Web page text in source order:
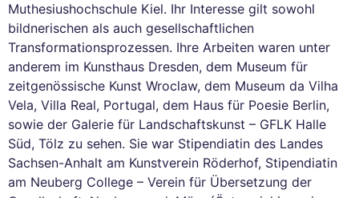
Muthesiushochschule Kiel. Ihr Interesse gilt sowohl
bildnerischen als auch gesellschaftlichen
Transformationsprozessen. Ihre Arbeiten waren unter
anderem im Kunsthaus Dresden, dem Museum für
zeitgenössische Kunst Wroclaw, dem Museum da Vilha
Vela, Villa Real, Portugal, dem Haus für Poesie Berlin,
sowie der Galerie für Landschaftskunst – GFLK Halle
Süd, Tölz zu sehen. Sie war Stipendiatin des Landes
Sachsen-Anhalt am Kunstverein Röderhof, Stipendiatin
am Neuberg College – Verein für Übersetzung der